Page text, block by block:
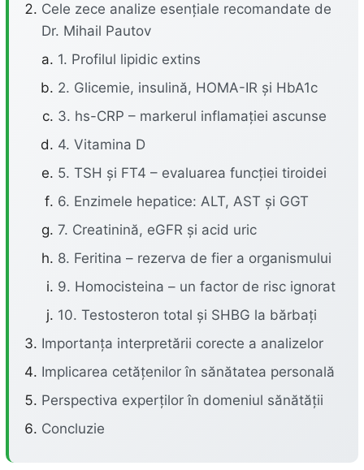
Cele zece analize esențiale recomandate de
Dr. Mihail Pautov
1. Profilul lipidic extins
2. Glicemie, insulină, HOMA-IR și HbA1c
3. hs-CRP – markerul inflamației ascunse
4. Vitamina D
5. TSH și FT4 – evaluarea funcției tiroidei
6. Enzimele hepatice: ALT, AST și GGT
7. Creatinină, eGFR și acid uric
8. Feritina – rezerva de fier a organismului
9. Homocisteina – un factor de risc ignorat
10. Testosteron total și SHBG la bărbați
Importanța interpretării corecte a analizelor
Implicarea cetățenilor în sănătatea personală
Perspectiva experților în domeniul sănătății
Concluzie